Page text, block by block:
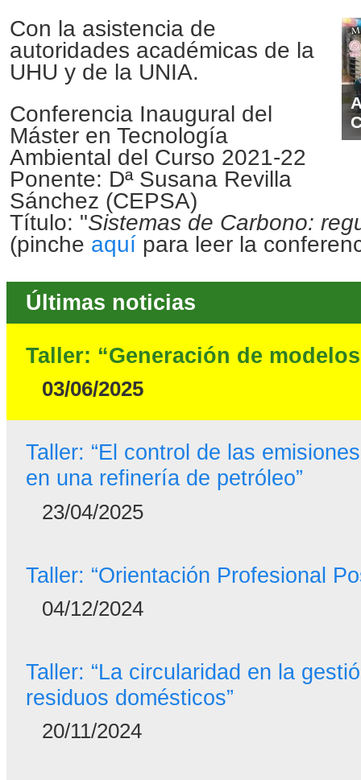
Con la asistencia de
autoridades académicas de la
UHU y de la UNIA.
Conferencia Inaugural del
Máster en Tecnología
Ambiental del Curso 2021-22
Ponente: Dª Susana Revilla
Sánchez (CEPSA)
Título: "Sistemas de Carbono:
(pinche aquípara leer la
Últimas noticias
Taller: “Generación de
03/06/2025
Taller: “El control de las
en una refinería de petróleo”
23/04/2025
Taller: “Orientación Profesional
04/12/2024
Taller: “La circularidad en la
residuos domésticos”
20/11/2024